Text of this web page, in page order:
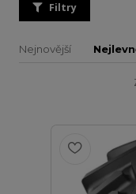
Filtry
Nejnovější